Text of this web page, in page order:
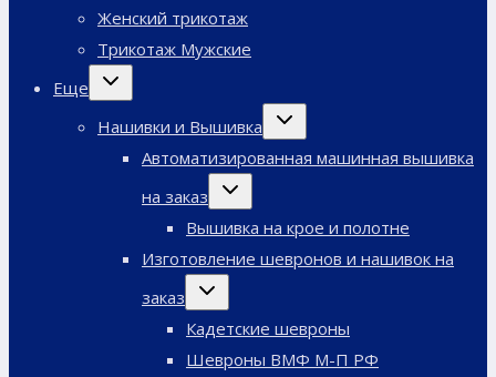
Женский трикотаж
Трикотаж Мужские
Еще
Переключить
дочернее
Нашивки и Вышивка
Переключить
дочернее
Автоматизированная машинная вышивка
на заказ
Переключить
дочернее
Вышивка на крое и полотне
Изготовление шевронов и нашивок на
заказ
Переключить
дочернее
Кадетские шевроны
Шевроны ВМФ М-П РФ